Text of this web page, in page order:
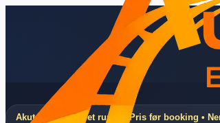
Akut hjælp døgnet rundt • Pris før booking •